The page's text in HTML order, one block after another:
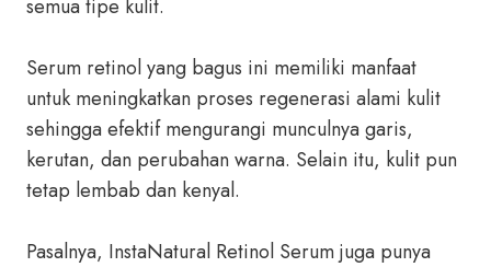
semua tipe kulit.
Serum retinol yang bagus ini memiliki manfaat
untuk meningkatkan proses regenerasi alami kulit
sehingga efektif mengurangi munculnya garis,
kerutan, dan perubahan warna. Selain itu, kulit pun
tetap lembab dan kenyal.
Pasalnya, InstaNatural Retinol Serum juga punya